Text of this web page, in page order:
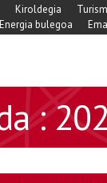
Kiroldegia
Energia bulegoa
: